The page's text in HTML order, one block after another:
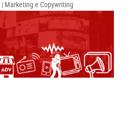
| Marketing e Copywriting